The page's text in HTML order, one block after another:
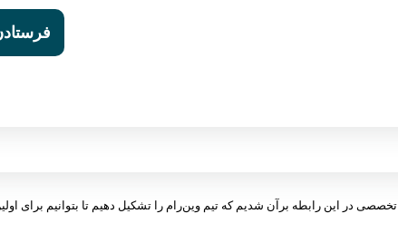
در این رابطه برآن شدیم که تیم وین‌رام را تشکیل دهیم تا بتوانیم برای